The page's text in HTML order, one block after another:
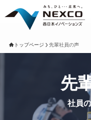
トップページ 先輩社員の声
先
社員